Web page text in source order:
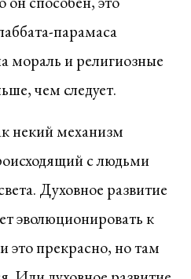
парамаса
мораль и религиозные
чем следует.
некий механизм
с людьми
Духовное развитие
эволюционировать к
это прекрасно, но там